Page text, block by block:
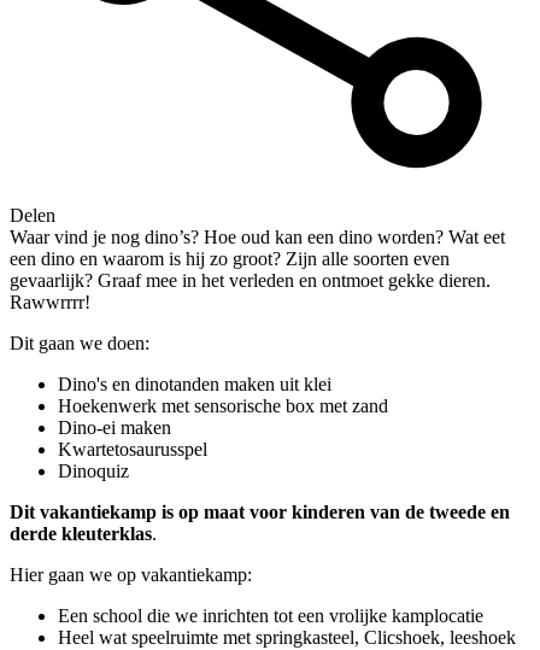
Delen
Waar vind je nog dino’s? Hoe oud kan een dino worden? Wat eet
een dino en waarom is hij zo groot? Zijn alle soorten even
gevaarlijk? Graaf mee in het verleden en ontmoet gekke dieren.
Rawwrrrr!
Dit gaan we doen:
Dino's en dinotanden maken uit klei
Hoekenwerk met sensorische box met zand
Dino-ei maken
Kwartetosaurusspel
Dinoquiz
Dit vakantiekamp is op maat voor kinderen van de tweede en
derde kleuterklas.
Hier gaan we op vakantiekamp:
Een school die we inrichten tot een vrolijke kamplocatie
Heel wat speelruimte met springkasteel, Clicshoek, leeshoek